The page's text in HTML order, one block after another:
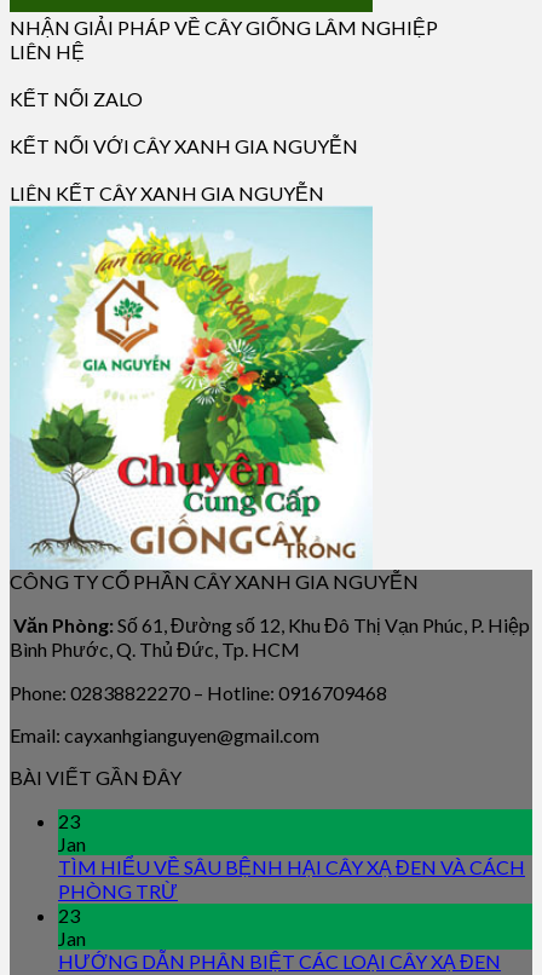
NHẬN GIẢI PHÁP VỀ CÂY GIỐNG LÂM NGHIỆP
LIÊN HỆ
KẾT NỐI ZALO
KẾT NỐI VỚI CÂY XANH GIA NGUYỄN
LIÊN KẾT CÂY XANH GIA NGUYỄN
CÔNG TY CỔ PHẦN CÂY XANH GIA NGUYỄN
Văn Phòng: Số 61, Đường số 12, Khu Đô Thị Vạn Phúc, P. Hiệp
Bình Phước, Q. Thủ Đức, Tp. HCM
Phone: 02838822270 – Hotline: 0916709468
Email: cayxanhgianguyen@gmail.com
BÀI VIẾT GẦN ĐÂY
23
Jan
TÌM HIỂU VỀ SÂU BỆNH HẠI CÂY XẠ ĐEN VÀ CÁCH
PHÒNG TRỪ
23
Jan
HƯỚNG DẪN PHÂN BIỆT CÁC LOẠI CÂY XẠ ĐEN